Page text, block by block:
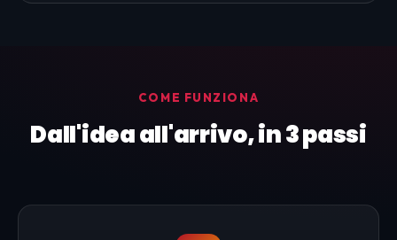
COME FUNZIONA
Dall'idea all'arrivo, in 3 passi